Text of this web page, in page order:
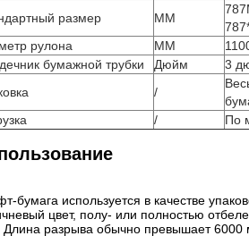
размер
ММ
рулона
ММ
бумажной трубки
Дюйм
3
/
/ По
бумага используется в качестве
цвет, полу- или полностью
Длина разрыва обычно превышает 6000